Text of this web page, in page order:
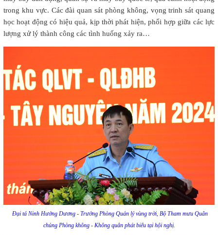
trong khu vực. Các đài quan sát phòng không, vọng trinh sát quang
học hoạt động có hiệu quả, kịp thời phát hiện, phối hợp giữa các lực
lượng xử lý thành công các tình huống xảy ra…
Đại tá Ninh Hướng Dương - Trưởng Phòng Quản lý vùng trời, Bộ Tham mưu Quân
chủng Phòng không - Không quân phát biểu tại hội nghị.